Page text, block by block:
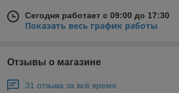
Сегодня работает с 09:00 до 17:30
Показать весь график работы
Отзывы о магазине
31 отзыва за всё время